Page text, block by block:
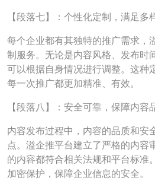
【段落七】：个性化定制，满足多
每个企业都有其独特的推广需求，
制服务。无论是内容风格、发布时
可以根据自身情况进行调整。这种
每一次推广都更加精准、有效。
【段落八】：安全可靠，保障内容
内容发布过程中，内容的品质和安
点。溢企推平台建立了严格的内容
的内容都符合相关法规和平台标准
加密保护，保障企业信息的安全。